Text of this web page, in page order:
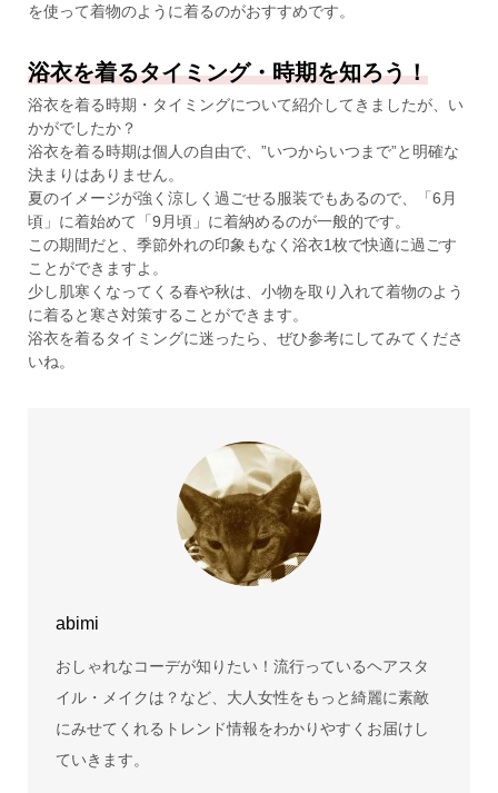
を使って着物のように着るのがおすすめです。
浴衣を着るタイミング・時期を知ろう！
浴衣を着る時期・タイミングについて紹介してきましたが、い
かがでしたか？
浴衣を着る時期は個人の自由で、”いつからいつまで”と明確な
決まりはありません。
夏のイメージが強く涼しく過ごせる服装でもあるので、「6月
頃」に着始めて「9月頃」に着納めるのが一般的です。
この期間だと、季節外れの印象もなく浴衣1枚で快適に過ごす
ことができますよ。
少し肌寒くなってくる春や秋は、小物を取り入れて着物のよう
に着ると寒さ対策することができます。
浴衣を着るタイミングに迷ったら、ぜひ参考にしてみてくださ
いね。
abimi
おしゃれなコーデが知りたい！流行っているヘアスタ
イル・メイクは？など、大人女性をもっと綺麗に素敵
にみせてくれるトレンド情報をわかりやすくお届けし
ていきます。